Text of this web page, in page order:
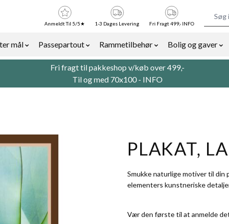
mål
Passepartout
Rammetilbehør
Bolig og gaver
Anmeldt Til 5/5★ 1-3 Dages Levering Fri Fragt 499,- INFO
Fri fragt til pakkeshop v/køb over 499,-
Til og med 70x100 - INFO
PLAKAT,
Smukke naturlige motiver til din
elementers kunstneriske
Vær den første til at anmelde